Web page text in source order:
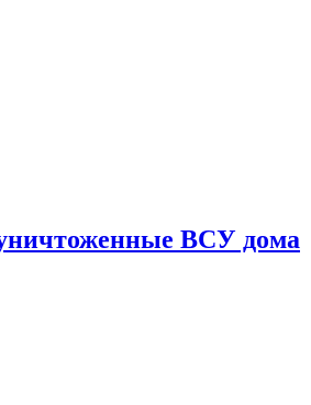
ВСУ дома